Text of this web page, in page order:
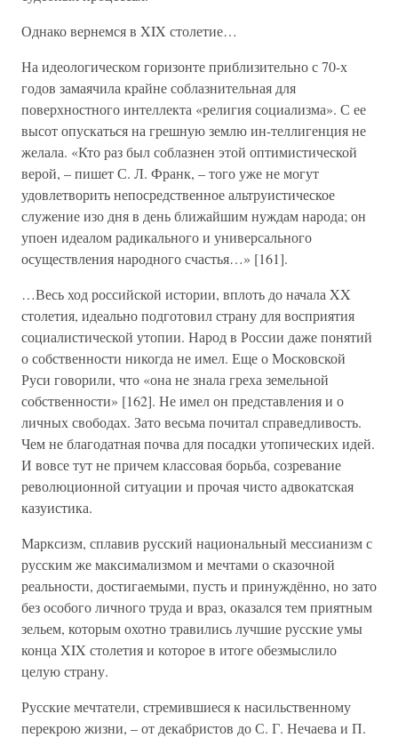
Однако вернемся в XIX столетие…
На идеологическом горизонте приблизительно с 70-х
годов замаячила крайне соблазнительная для
поверхностного интеллекта «религия социализма». С ее
высот опускаться на грешную землю ин-теллигенция не
желала. «Кто раз был соблазнен этой оптимистической
верой, – пишет С. Л. Франк, – того уже не могут
удовлетворить непосредственное альтруистическое
служение изо дня в день ближайшим нуждам народа; он
упоен идеалом радикального и универсального
осуществления народного счастья…» [161].
…Весь ход российской истории, вплоть до начала XX
столетия, идеально подготовил страну для восприятия
социалистической утопии. Народ в России даже понятий
о собственности никогда не имел. Еще о Московской
Руси говорили, что «она не знала греха земельной
собственности» [162]. Не имел он представления и о
личных свободах. Зато весьма почитал справедливость.
Чем не благодатная почва для посадки утопических идей.
И вовсе тут не причем классовая борьба, созревание
революционной ситуации и прочая чисто адвокатская
казуистика.
Марксизм, сплавив русский национальный мессианизм с
русским же максимализмом и мечтами о сказочной
реальности, достигаемыми, пусть и принуждённо, но зато
без особого личного труда и враз, оказался тем приятным
зельем, которым охотно травились лучшие русские умы
конца XIX столетия и которое в итоге обезмыслило
целую страну.
Русские мечтатели, стремившиеся к насильственному
перекрою жизни, – от декабристов до С. Г. Нечаева и П.